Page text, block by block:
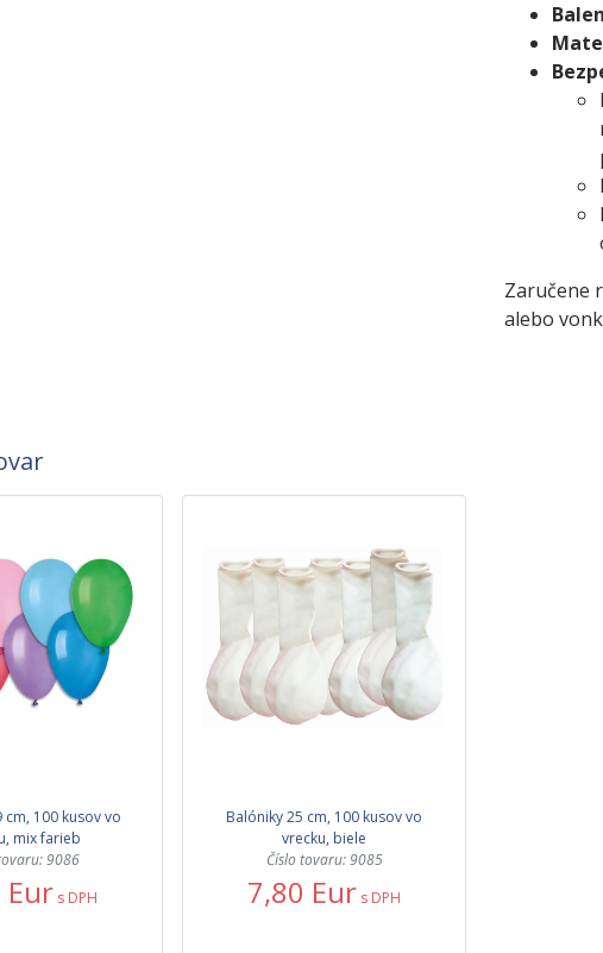
Zaručene
alebo
cm, 100 kusov vo
mix farieb
9086
Eur s DPH
Balóniky 25 cm, 100 kusov vo
vrecku, biele
Číslo tovaru: 9085
7,80 Eur s DPH